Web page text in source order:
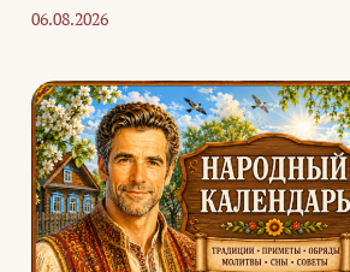
06.08.2026